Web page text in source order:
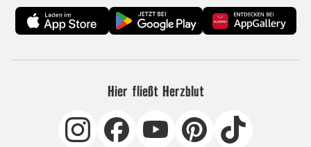
Hier fließt Herzblut